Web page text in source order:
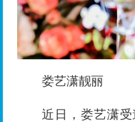
娄艺潇靓丽
近日，娄艺潇受